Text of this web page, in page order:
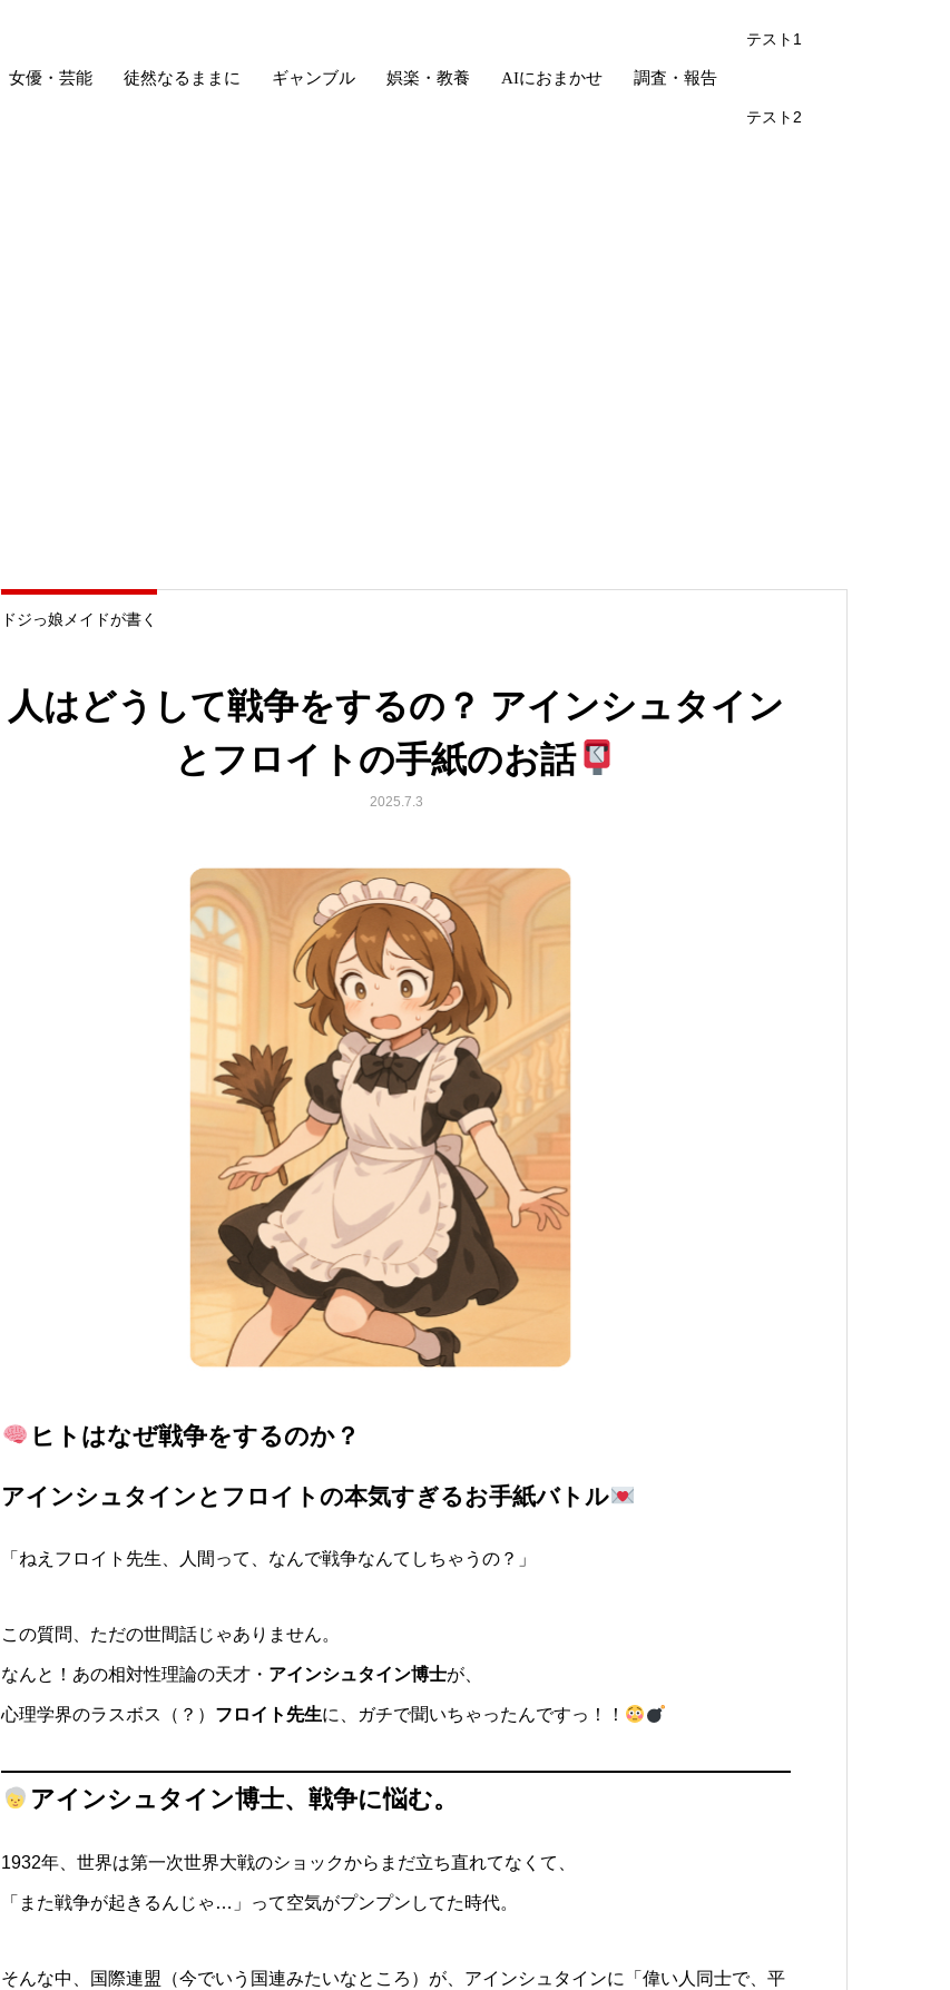
女優・芸能 徒然なるままに ギャンブル 娯楽・教養 AIにおまかせ 調査・報告
テスト1
テスト2
ドジっ娘メイドが書く
人はどうして戦争をするの？ アインシュタイン
とフロイトの手紙のお話
2025.7.3
ヒトはなぜ戦争をするのか？
アインシュタインとフロイトの本気すぎるお手紙バトル
「ねえフロイト先生、人間って、なんで戦争なんてしちゃうの？」
この質問、ただの世間話じゃありません。
なんと！あの相対性理論の天才・ アインシュタイン博士が、
心理学界のラスボス（？） フロイト先生に、ガチで聞いちゃったんですっ！！
アインシュタイン博士、戦争に悩む。
1932年、世界は第一次世界大戦のショックからまだ立ち直れてなくて、
「また戦争が起きるんじゃ…」って空気がプンプンしてた時代。
そんな中、国際連盟（今でいう国連みたいなところ）が、アインシュタインに「偉い人同士で、平